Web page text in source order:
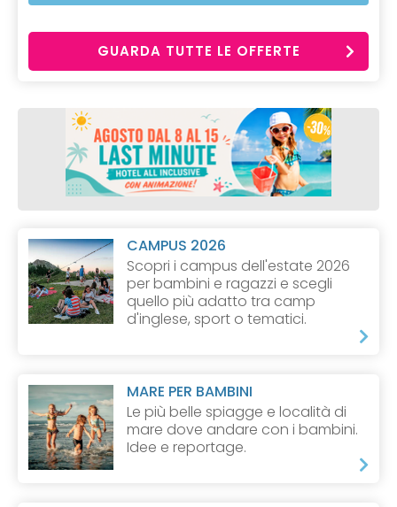
GUARDA TUTTE LE OFFERTE
CAMPUS 2026
Scopri i campus dell'estate 2026
per bambini e ragazzi e scegli
quello più adatto tra camp
d'inglese, sport o tematici.
MARE PER BAMBINI
Le più belle spiagge e località di
mare dove andare con i bambini.
Idee e reportage.